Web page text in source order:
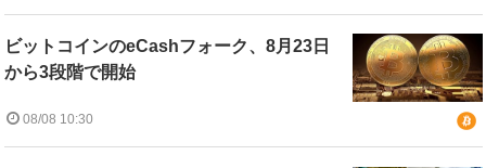
ビットコインのeCashフォーク、8月23日
から3段階で開始
08/08 10:30